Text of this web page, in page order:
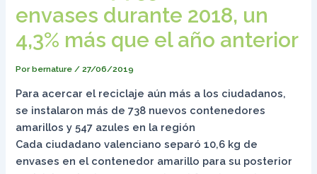
envases durante 2018, un
4,3% más que el año anterior
Porbernature / 27/06/2019
Para acercar el reciclaje aún más a los ciudadanos,
se instalaron más de 738 nuevos contenedores
amarillos y 547 azules en la región
Cada ciudadano valenciano separó 10,6 kg de
envases en el contenedor amarillo para su posterior